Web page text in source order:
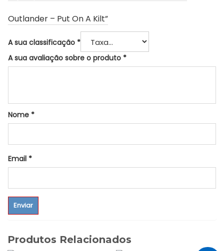
Outlander – Put On A Kilt”
A sua classificação *
A sua avaliação sobre o produto *
Nome *
Email *
Produtos Relacionados